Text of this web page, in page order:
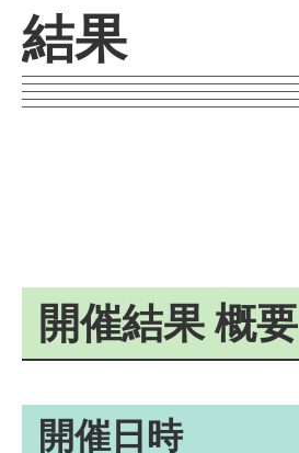
結果
開催結果 概要
開催日時